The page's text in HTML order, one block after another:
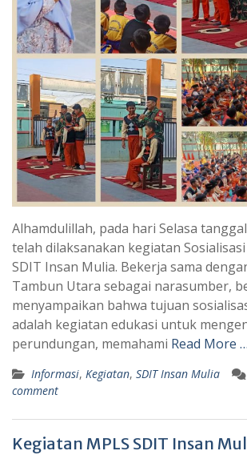
Alhamdulillah, pada hari Selasa
telah dilaksanakan kegiatan
SDIT Insan Mulia. Bekerja sama
Tambun Utara sebagai narasumber,
menyampaikan bahwa tujuan
adalah kegiatan edukasi untuk
perundungan, memahami Read More …
Informasi, Kegiatan, SDIT Insan Mulia
comment
Kegiatan MPLS SDIT Insan